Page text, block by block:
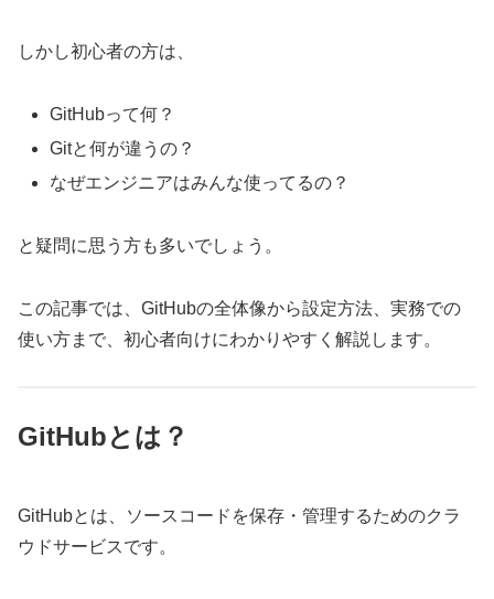
しかし初心者の方は、
GitHubって何？
Gitと何が違うの？
なぜエンジニアはみんな使ってるの？
と疑問に思う方も多いでしょう。
この記事では、GitHubの全体像から設定方法、実務での
使い方まで、初心者向けにわかりやすく解説します。
GitHubとは？
GitHubとは、ソースコードを保存・管理するためのクラ
ウドサービスです。